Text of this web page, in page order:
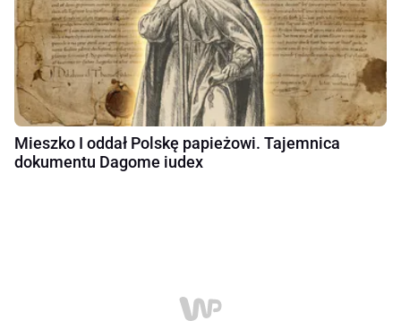
Mieszko I oddał Polskę papieżowi. Tajemnica
dokumentu Dagome iudex